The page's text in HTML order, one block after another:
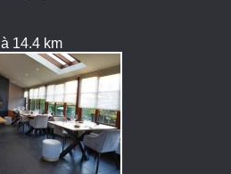
à 14.4 km